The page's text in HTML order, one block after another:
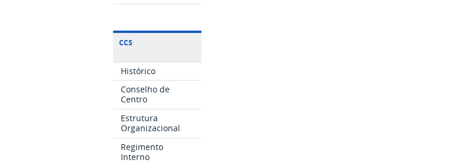
CCS
Histórico
Conselho de
Centro
Estrutura
Organizacional
Regimento
Interno